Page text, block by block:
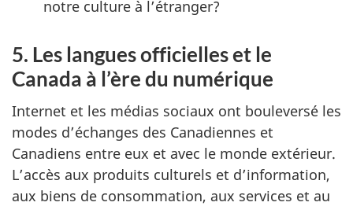
notre culture à l’étranger?
5. Les langues officielles et le
Canada à l’ère du numérique
Internet et les médias sociaux ont bouleversé les
modes d’échanges des Canadiennes et
Canadiens entre eux et avec le monde extérieur.
L’accès aux produits culturels et d’information,
aux biens de consommation, aux services et au